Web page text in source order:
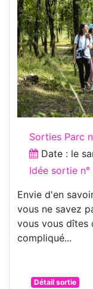
Sorties Parc
Date : le
Idée sortie
Envie d'en
vous ne savez
vous vous dîtes
compliqué...
Détail sortie